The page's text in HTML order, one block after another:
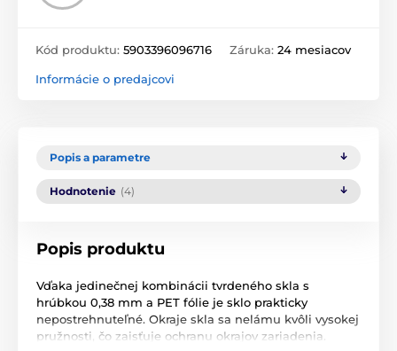
Kód produktu: 5903396096716 Záruka: 24 mesiacov
Informácie o predajcovi
Popis a parametre
Hodnotenie (4)
Popis produktu
Vďaka jedinečnej kombinácii tvrdeného skla s
hrúbkou 0,38 mm a PET fólie je sklo prakticky
nepostrehnuteľné. Okraje skla sa nelámu kvôli vysokej
pružnosti, čo zaisťuje ochranu okrajov zariadenia.